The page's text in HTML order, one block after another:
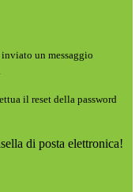
inviato un messaggio
il reset della password
di posta elettronica!